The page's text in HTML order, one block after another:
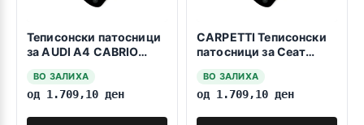
Теписонски патосници
за AUDI A4 CABRIO
ВО ЗАЛИХА
од 1.709,10 ден
CARPETTI Теписонски
патосници за Сеат
ВО ЗАЛИХА
од 1.709,10 ден